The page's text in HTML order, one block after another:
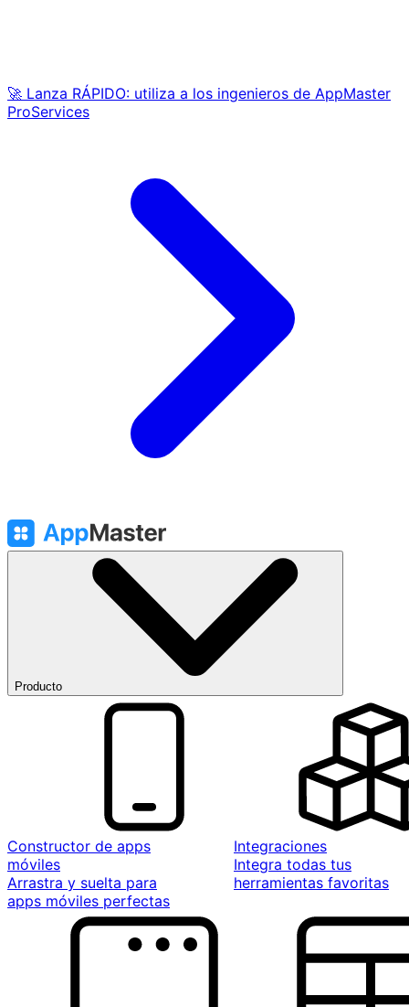
🚀 Lanza RÁPIDO: utiliza a los ingenieros de AppMaster
ProServices
Producto
Constructor de apps
móviles
Arrastra y suelta para
apps móviles perfectas
Integraciones
Integra todas tus
herramientas favoritas